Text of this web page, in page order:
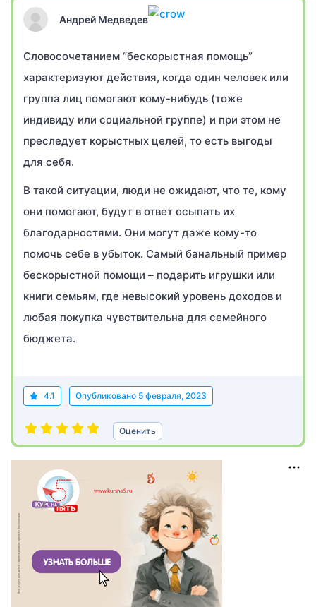
Андрей Медведев
Словосочетанием “бескорыстная помощь”
характеризуют действия, когда один человек или
группа лиц помогают кому-нибудь (тоже
индивиду или социальной группе) и при этом не
преследует корыстных целей, то есть выгоды
для себя.
В такой ситуации, люди не ожидают, что те, кому
они помогают, будут в ответ осыпать их
благодарностями. Они могут даже кому-то
помочь себе в убыток. Самый банальный пример
бескорыстной помощи – подарить игрушки или
книги семьям, где невысокий уровень доходов и
любая покупка чувствительна для семейного
бюджета.
4.1 Опубликовано 5 февраля, 2023
Оценить